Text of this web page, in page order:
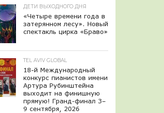
ДЕТИ ВЫХОДНОГО ДНЯ
«Четыре времени года в
затерянном лесу». Новый
спектакль цирка «Браво»
TEL AVIV GLOBAL
18-й Международный
конкурс пианистов имени
Артура Рубинштейна
выходит на финишную
прямую! Гранд-финал 3–
9 сентября, 2026